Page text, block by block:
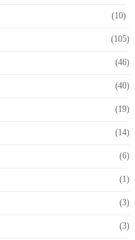
(10)
(105)
(46)
(40)
(19)
(14)
(6)
(1)
(3)
(3)